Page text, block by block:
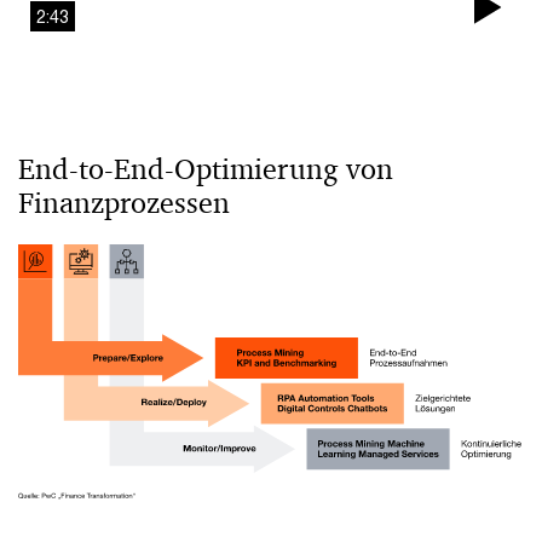
2:43
End-to-End-Optimierung von
Finanzprozessen